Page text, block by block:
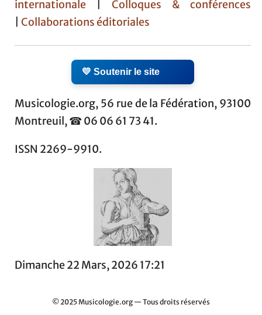
internationale
Colloques & conférences
Collaborations éditoriales
💛 Soutenir le site
Musicologie.org, 56 rue de la Fédération, 93100
Montreuil, ☎ 06 06 61 73 41.
ISSN 2269-9910.
Dimanche 22 Mars, 2026 17:21
© 2025 Musicologie.org — Tous droits réservés